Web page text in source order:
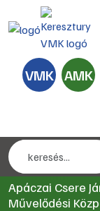
VMK AMK
Apáczai Csere
Művelődési